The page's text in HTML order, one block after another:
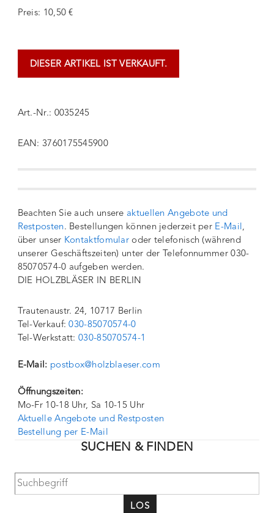
Preis: 10,50 €
DIESER ARTIKEL IST VERKAUFT.
Art.-Nr.: 0035245
EAN: 3760175545900
Beachten Sie auch unsere aktuellen Angebote und
Restposten. Bestellungen können jederzeit per E-Mail,
über unser Kontaktfomular oder telefonisch (während
unserer Geschäftszeiten) unter der Telefonnummer 030-
85070574-0 aufgeben werden.
DIE HOLZBLÄSER IN BERLIN
Trautenaustr. 24, 10717 Berlin
Tel-Verkauf:030-85070574-0
Tel-Werkstatt:030-85070574-1
E-Mail: postbox@holzblaeser.com
Öffnungszeiten:
Mo-Fr 10-18 Uhr, Sa 10-15 Uhr
Aktuelle Angebote und Restposten
Bestellung per E-Mail
SUCHEN & FINDEN
LOS